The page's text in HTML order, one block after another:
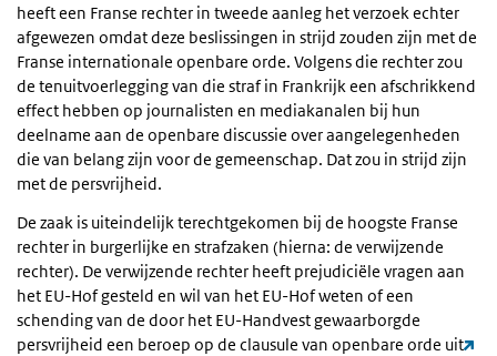
heeft een Franse rechter in tweede aanleg het verzoek echter
afgewezen omdat deze beslissingen in strijd zouden zijn met de
Franse internationale openbare orde. Volgens die rechter zou
de tenuitvoerlegging van die straf in Frankrijk een afschrikkend
effect hebben op journalisten en mediakanalen bij hun
deelname aan de openbare discussie over aangelegenheden
die van belang zijn voor de gemeenschap. Dat zou in strijd zijn
met de persvrijheid.
De zaak is uiteindelijk terechtgekomen bij de hoogste Franse
rechter in burgerlijke en strafzaken (hierna: de verwijzende
rechter). De verwijzende rechter heeft prejudiciële vragen aan
het EU-Hof gesteld en wil van het EU-Hof weten of een
schending van de door het EU-Handvest gewaarborgde
persvrijheid een beroep op de clausule van openbare orde uit